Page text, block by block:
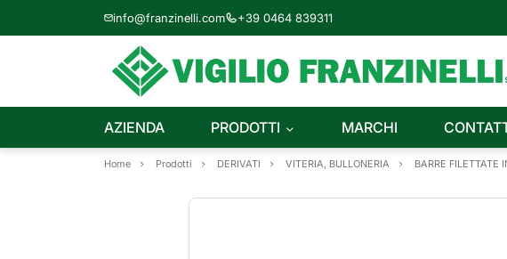
info@franzinelli.com +39 0464 839311
AZIENDA PRODOTTI MARCHI
Home Prodotti DERIVATI VITERIA, BULLONERIA BARRE FILETTATE